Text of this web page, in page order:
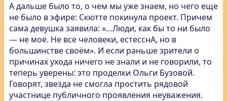
А дальше было то, о чем мы уже знаем, но чего еще
не было в эфире: Скютте покинула проект. Причем
сама девушка заявила: «…Люди, как бы то ни было
— не моё. Не все человеки, естесснА, но в
большинстве своём». И если раньше зрители о
причинах ухода ничего не знали и не говорили, то
теперь уверены: это проделки Ольги Бузовой.
Говорят, звезда не смогла простить рядовой
участнице публичного проявления неуважения.